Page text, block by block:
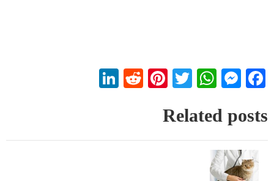
Facebook
Messenger
WhatsApp
Twitter
Pinterest
Reddit
Related posts